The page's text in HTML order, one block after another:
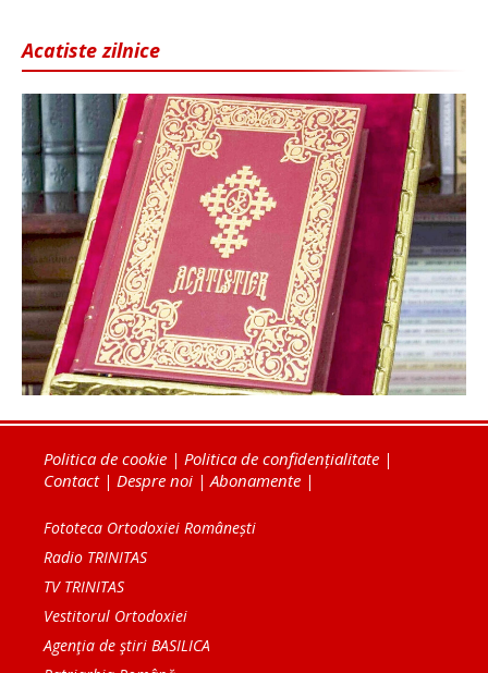
Acatiste zilnice
Politica de cookie | Politica de confidențialitate |
Contact| Despre noi |Abonamente |
Fototeca Ortodoxiei Românești
Radio TRINITAS
TV TRINITAS
Vestitorul Ortodoxiei
Agenţia de ştiri BASILICA